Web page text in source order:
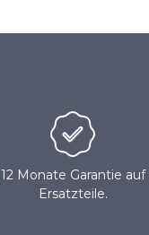
12 Monate Garantie auf
Ersatzteile.